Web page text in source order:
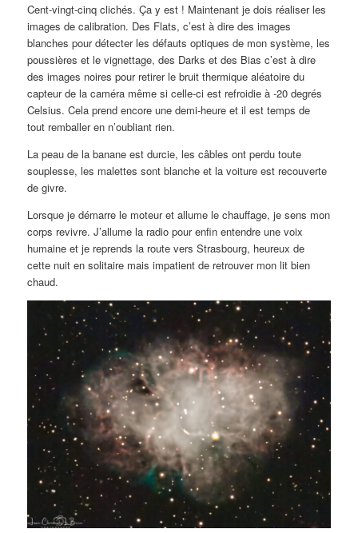
Cent-vingt-cinq clichés. Ça y est ! Maintenant je dois réaliser les
images de calibration. Des Flats, c’est à dire des images
blanches pour détecter les défauts optiques de mon système, les
poussières et le vignettage, des Darks et des Bias c’est à dire
des images noires pour retirer le bruit thermique aléatoire du
capteur de la caméra même si celle-ci est refroidie à -20 degrés
Celsius. Cela prend encore une demi-heure et il est temps de
tout remballer en n’oubliant rien.
La peau de la banane est durcie, les câbles ont perdu toute
souplesse, les malettes sont blanche et la voiture est recouverte
de givre.
Lorsque je démarre le moteur et allume le chauffage, je sens mon
corps revivre. J’allume la radio pour enfin entendre une voix
humaine et je reprends la route vers Strasbourg, heureux de
cette nuit en solitaire mais impatient de retrouver mon lit bien
chaud.